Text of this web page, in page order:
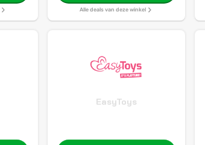
Alle deals van deze winkel
EasyToys